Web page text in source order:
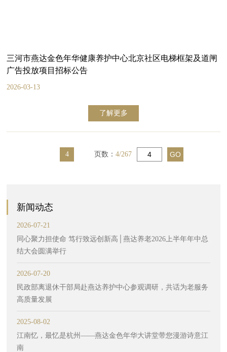
三河市燕达金色年华健康养护中心北京社区电梯框架及道闸
广告投放项目招标公告
2026-03-13
了解更多
4 页数：4/267
新闻动态
2026-07-21
同心聚力担使命 笃行致远创新高│燕达养老2026上半年年中总
结大会圆满举行
2026-07-20
民政部离退休干部局赴燕达养护中心参观调研，共话为老服务
高质量发展
2025-08-02
江南忆，最忆是杭州——燕达金色年华大讲堂带您漫游诗意江
南